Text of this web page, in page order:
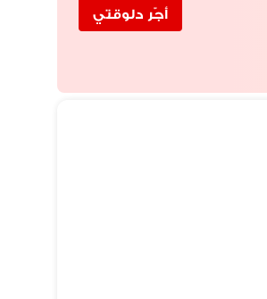
أجّر دلوقتي